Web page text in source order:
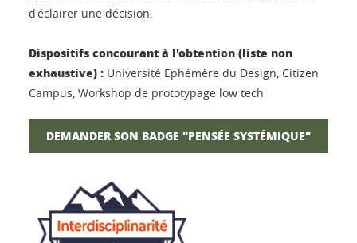
d'éclairer une décision.
Dispositifs concourant à l'obtention (liste non
exhaustive) : Université Ephémère du Design, Citizen
Campus, Workshop de prototypage low tech
DEMANDER SON BADGE "PENSÉE SYSTÉMIQUE"